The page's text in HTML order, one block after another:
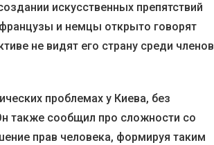
искусственных препятствий
и немцы открыто говорят
не видят его страну среди членов
проблемах у Киева, без
также сообщил про сложности со
прав человека, формируя таким